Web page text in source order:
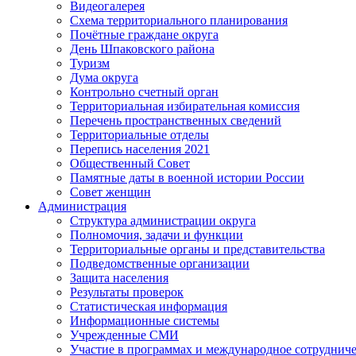
Видеогалерея
Схема территориального планирования
Почётные граждане округа
День Шпаковского района
Туризм
Дума округа
Контрольно счетный орган
Территориальная избирательная комиссия
Перечень пространственных сведений
Территориальные отделы
Перепись населения 2021
Общественный Совет
Памятные даты в военной истории России
Совет женщин
Администрация
Структура администрации округа
Полномочия, задачи и функции
Территориальные органы и представительства
Подведомственные организации
Защита населения
Результаты проверок
Статистическая информация
Информационные системы
Учрежденные СМИ
Участие в программах и международное